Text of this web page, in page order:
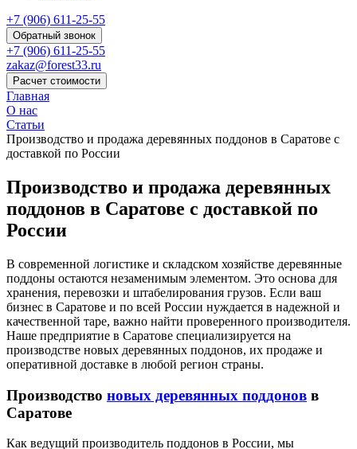
+7 (906) 611-25-55
Обратный звонок
+7 (906) 611-25-55
zakaz@forest33.ru
Расчет стоимости
Главная
О нас
Статьи
Производство и продажа деревянных поддонов в Саратове с
доставкой по России
Производство и продажа деревянных
поддонов в Саратове с доставкой по
России
В современной логистике и складском хозяйстве деревянные
поддоны остаются незаменимым элементом. Это основа для
хранения, перевозки и штабелирования грузов. Если ваш
бизнес в Саратове и по всей России нуждается в надежной и
качественной таре, важно найти проверенного производителя.
Наше предприятие в Саратове специализируется на
производстве новых деревянных поддонов, их продаже и
оперативной доставке в любой регион страны.
Производство новых деревянных поддонов в
Саратове
Как ведущий производитель поддонов в России, мы